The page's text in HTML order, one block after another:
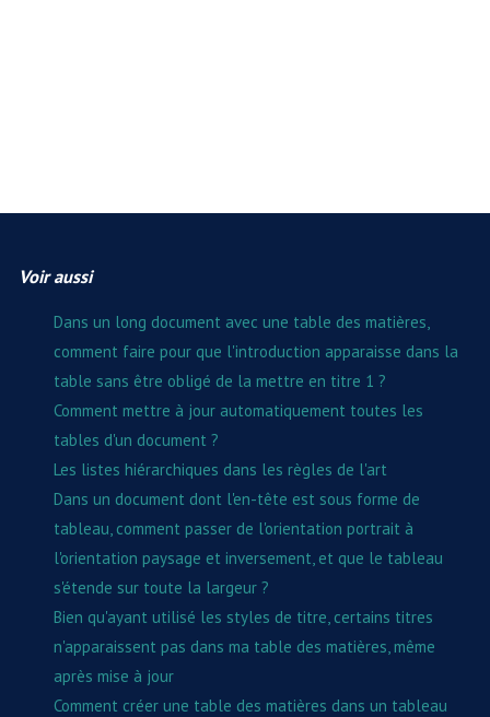
Voir aussi
Dans un long document avec une table des matières,
comment faire pour que l'introduction apparaisse dans la
table sans être obligé de la mettre en titre 1 ?
Comment mettre à jour automatiquement toutes les
tables d'un document ?
Les listes hiérarchiques dans les règles de l'art
Dans un document dont l'en-tête est sous forme de
tableau, comment passer de l'orientation portrait à
l'orientation paysage et inversement, et que le tableau
s'étende sur toute la largeur ?
Bien qu'ayant utilisé les styles de titre, certains titres
n'apparaissent pas dans ma table des matières, même
après mise à jour
Comment créer une table des matières dans un tableau